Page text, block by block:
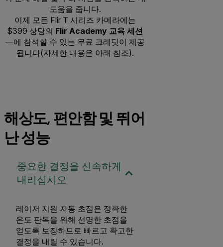
도움을 줍니다.
이제 모든 Flir T 시리즈 카메라에는
$399 상당의 Flir Academy 교육 세션
—에 참석할 수 있는 무료 크레딧이 제공
됩니다(자세한 내용은 아래 참조).
해상도, 편안함 및 뛰어
난 성능
중요한 결정을 신속하게
내리십시오
레이저 지원 자동 초점은 정확한
온도 판독을 위해 선명한 초점을
얻도록 보장하므로 빠르고 확고한
결정을 내릴 수 있습니다.